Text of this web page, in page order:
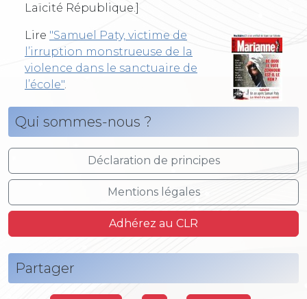
Laïcité République.]
Lire "Samuel Paty, victime de
l’irruption monstrueuse de la
violence dans le sanctuaire de
l’école"
Qui sommes-nous ?
Déclaration de principes
Mentions légales
Adhérez au CLR
Partager